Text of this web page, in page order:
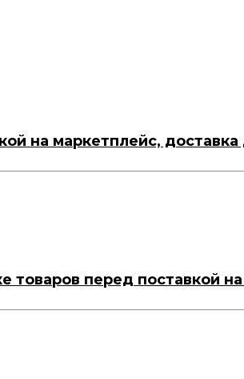
на маркетплейс,
товаров перед поставкой